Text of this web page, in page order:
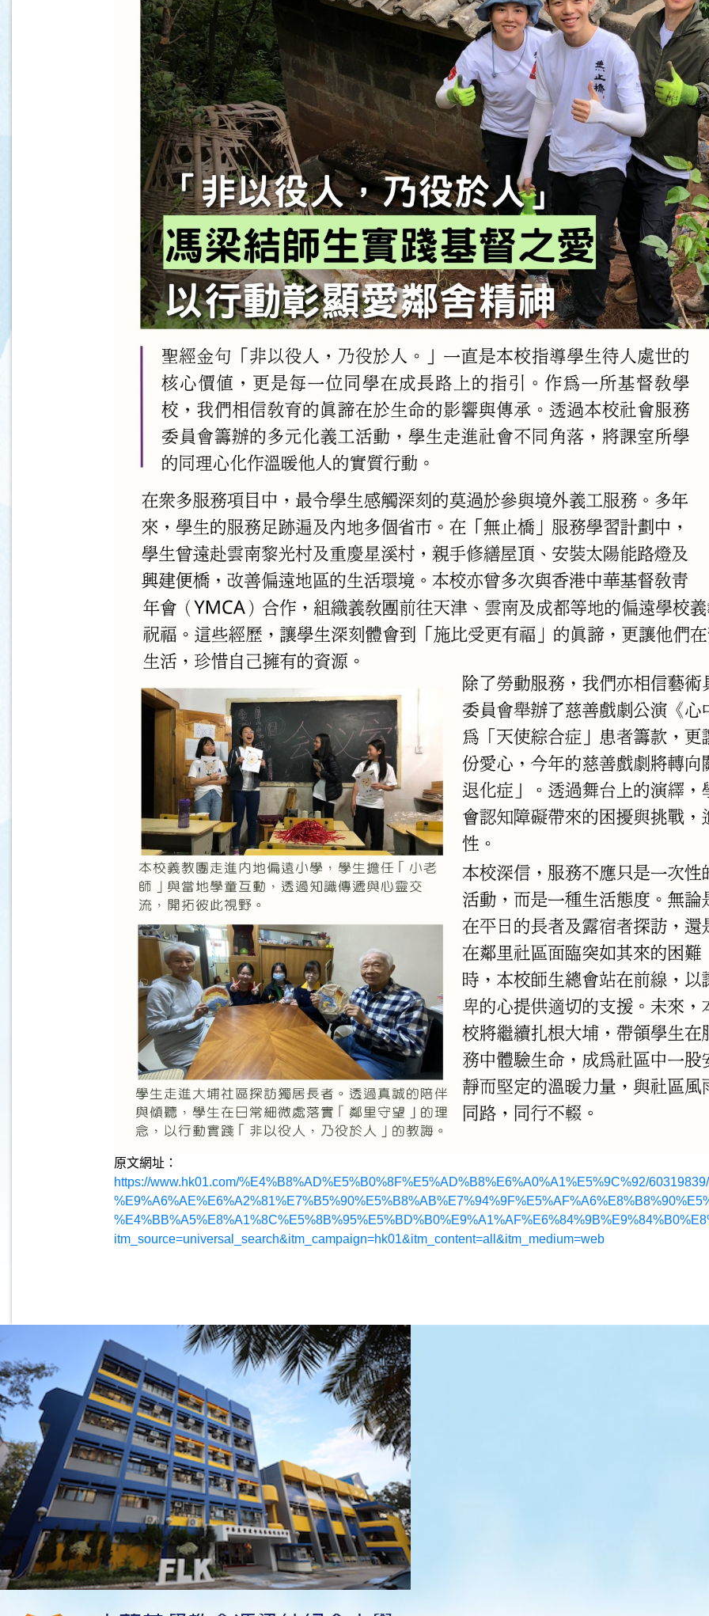
原文網址：
https://www.hk01.com/%E4%B8%AD%E5%B0%8F%E5%AD%B8%E6%A0%A1%E5%9C%92/
itm_source=universal_search&itm_campaign=hk01&itm_content=all&itm_medium=web